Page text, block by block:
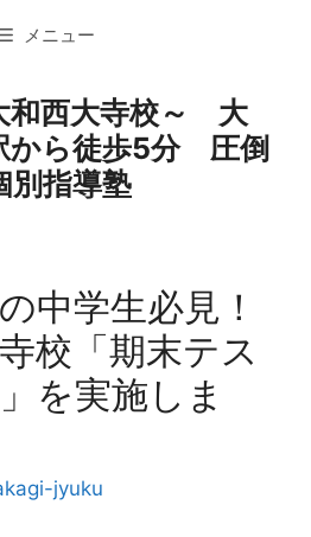
メニュー
和西大寺校～ 大
から徒歩5分 圧倒
別指導塾
中学生必見！
校「期末テス
を実施しま
jyuku